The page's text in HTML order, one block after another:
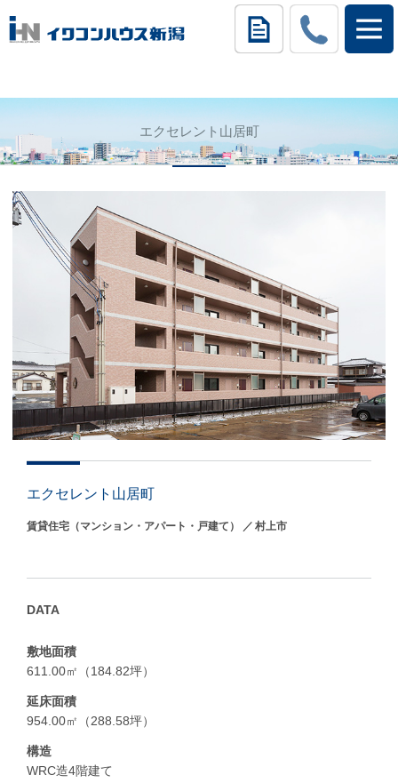
エクセレント山居町
エクセレント山居町
賃貸住宅（マンション・アパート・戸建て） 村上市
DATA
敷地面積
611.00㎡（184.82坪）
延床面積
954.00㎡（288.58坪）
構造
WRC造4階建て